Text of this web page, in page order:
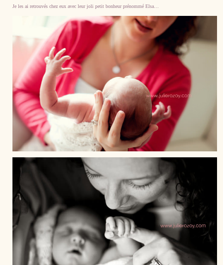
Je les ai retrouvés chez eux avec leur joli petit bonheur prénommé Elsa…